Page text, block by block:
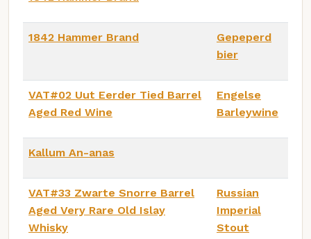
1842 Hammer Brand
Gepeperd
bier
VAT#02 Uut Eerder Tied Barrel
Aged Red Wine
Engelse
Barleywine
Kallum An-anas
VAT#33 Zwarte Snorre Barrel
Aged Very Rare Old Islay
Whisky
Russian
Imperial
Stout